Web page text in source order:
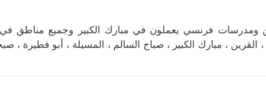
ومدرسات فرنسي يعملون في مبارك الكبير وجميع مناطق في
القرين ، مبارك الكبير ، صباح السالم ، المسيلة ، أبو فطيرة ،